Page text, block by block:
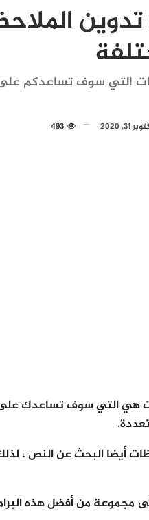
التي سوف تساعدكم على
31, 2020
هي التي سوف تساعدك على
أيضا البحث عن النص ،
مجموعة من أفضل هذه